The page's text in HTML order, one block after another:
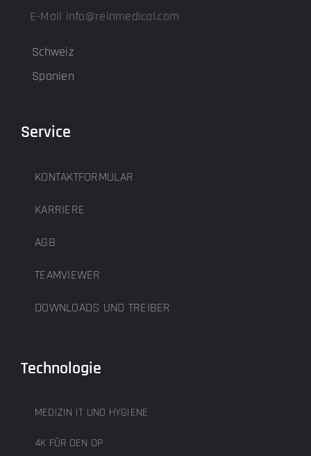
E-Mail info@reinmedical.com
Schweiz
Spanien
Service
KONTAKTFORMULAR
KARRIERE
AGB
TEAMVIEWER
DOWNLOADS UND TREIBER
Technologie
MEDIZIN IT UND HYGIENE
4K FÜR DEN OP